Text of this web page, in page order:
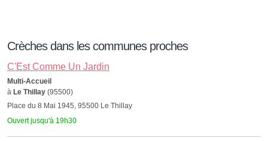
Crèches dans les communes proches
C'Est Comme Un Jardin
Multi-Accueil
à Le Thillay (95500)
Place du 8 Mai 1945, 95500 Le Thillay
Ouvert jusqu'à 19h30